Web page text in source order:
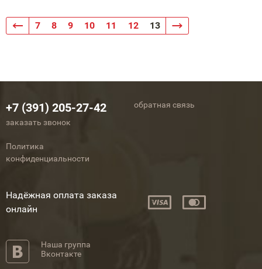
7 8 9 10 11 12 13
+7 (391) 205-27-42
заказать звонок
обратная связь
Политика
конфиденциальности
Надёжная оплата заказа
онлайн
Наша группа
Вконтакте